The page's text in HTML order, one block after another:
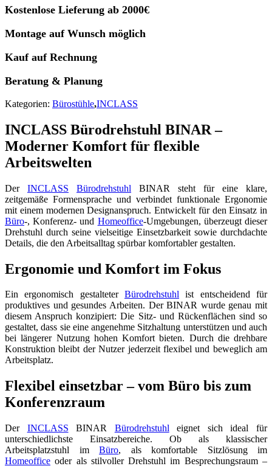
Kostenlose Lieferung ab 2000€
Montage auf Wunsch möglich
Kauf auf Rechnung
Beratung & Planung
Kategorien: Bürostühle,INCLASS
INCLASS Bürodrehstuhl BINAR –
Moderner Komfort für flexible
Arbeitswelten
Der INCLASS Bürodrehstuhl BINAR steht für eine klare,
zeitgemäße Formensprache und verbindet funktionale Ergonomie
mit einem modernen Designanspruch. Entwickelt für den Einsatz in
Büro-, Konferenz- und Homeoffice-Umgebungen, überzeugt dieser
Drehstuhl durch seine vielseitige Einsetzbarkeit sowie durchdachte
Details, die den Arbeitsalltag spürbar komfortabler gestalten.
Ergonomie und Komfort im Fokus
Ein ergonomisch gestalteter Bürodrehstuhl ist entscheidend für
produktives und gesundes Arbeiten. Der BINAR wurde genau mit
diesem Anspruch konzipiert: Die Sitz- und Rückenflächen sind so
gestaltet, dass sie eine angenehme Sitzhaltung unterstützen und auch
bei längerer Nutzung hohen Komfort bieten. Durch die drehbare
Konstruktion bleibt der Nutzer jederzeit flexibel und beweglich am
Arbeitsplatz.
Flexibel einsetzbar – vom Büro bis zum
Konferenzraum
Der INCLASS BINAR Bürodrehstuhl eignet sich ideal für
unterschiedlichste Einsatzbereiche. Ob als klassischer
Arbeitsplatzstuhl im Büro, als komfortable Sitzlösung im
Homeoffice oder als stilvoller Drehstuhl im Besprechungsraum –